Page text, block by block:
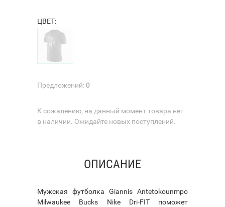
ЦВЕТ:
Предложений:0
К сожалению, на данный момент товара нет
в наличии. Ожидайте новых поступлений.
ОПИСАНИЕ
Мужская футболка Giannis Antetokounmpo
Milwaukee Bucks Nike Dri-FIT поможет